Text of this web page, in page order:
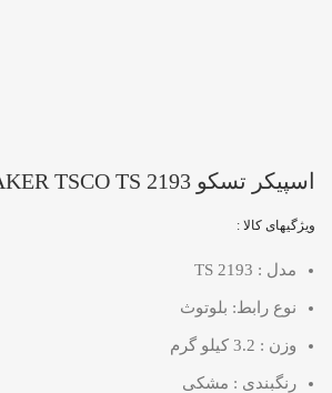
اسپیکر تسکو SPEAKER TSCO TS 2193
ویژگیهای کالا :
مدل : TS 2193
نوع رابط: بلوتوث
وزن : 3.2 کیلو گرم
رنگبندی : مشکی